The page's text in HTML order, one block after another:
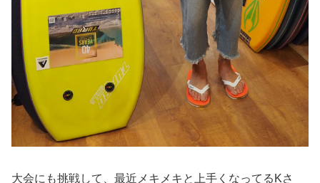
大会にも挑戦して、最近メキメキと上手くなってるKさ